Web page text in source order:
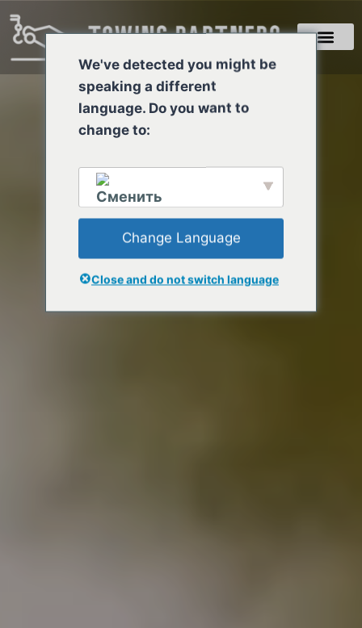
We've detected you might be
speaking a different
language. Do you want to
change to:
English
Change Language
Close and do not switch language